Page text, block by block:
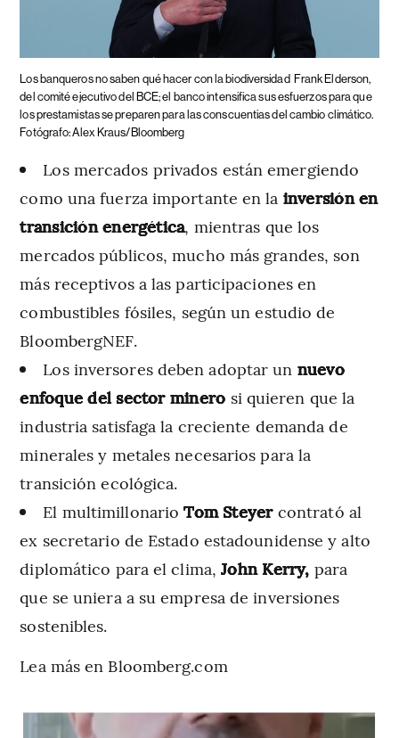
Los banqueros no saben qué hacer con la biodiversidad Frank Elderson,
del comité ejecutivo del BCE; el banco intensifica sus esfuerzos para que
los prestamistas se preparen para las conscuentias del cambio climático.
Fotógrafo: Alex Kraus/Bloomberg
Los mercados privados están emergiendo
como una fuerza importante en la inversión en
transición energética, mientras que los
mercados públicos, mucho más grandes, son
más receptivos a las participaciones en
combustibles fósiles, según un estudio de
BloombergNEF.
Los inversores deben adoptar un nuevo
enfoque del sector minero si quieren que la
industria satisfaga la creciente demanda de
minerales y metales necesarios para la
transición ecológica.
El multimillonarioTom Steyercontrató al
ex secretario de Estado estadounidense y alto
diplomático para el clima,John Kerry, para
que se uniera a su empresa de inversiones
sostenibles.
Lea más en Bloomberg.com